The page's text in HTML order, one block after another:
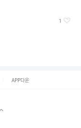
1
APP다운